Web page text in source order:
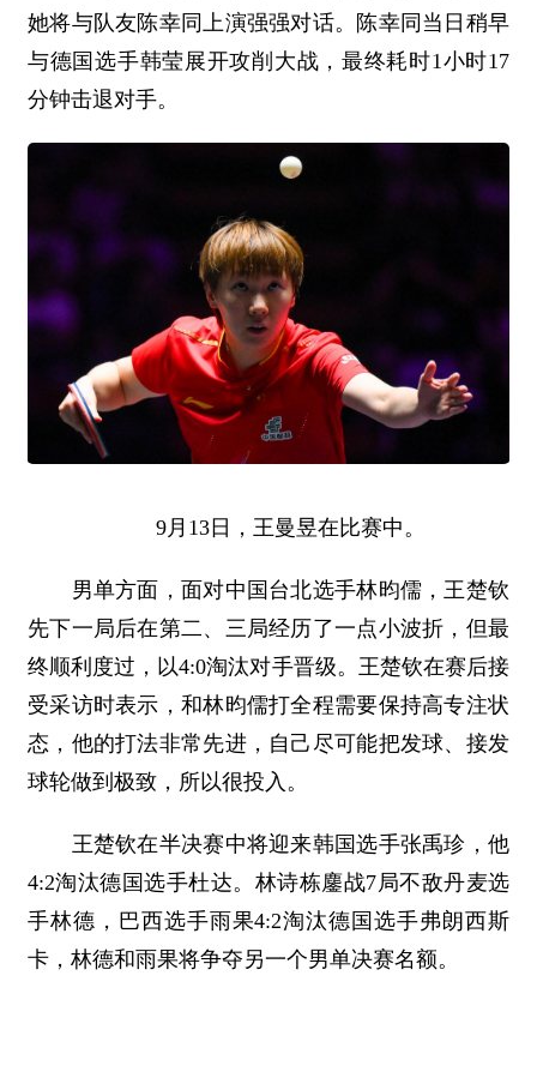
她将与队友陈幸同上演强强对话。陈幸同当日稍早
与德国选手韩莹展开攻削大战，最终耗时1小时17
分钟击退对手。
9月13日，王曼昱在比赛中。
男单方面，面对中国台北选手林昀儒，王楚钦
先下一局后在第二、三局经历了一点小波折，但最
终顺利度过，以4:0淘汰对手晋级。王楚钦在赛后接
受采访时表示，和林昀儒打全程需要保持高专注状
态，他的打法非常先进，自己尽可能把发球、接发
球轮做到极致，所以很投入。
王楚钦在半决赛中将迎来韩国选手张禹珍，他
4:2淘汰德国选手杜达。林诗栋鏖战7局不敌丹麦选
手林德，巴西选手雨果4:2淘汰德国选手弗朗西斯
卡，林德和雨果将争夺另一个男单决赛名额。